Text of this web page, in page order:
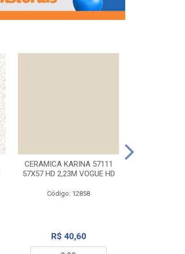
CERAMICA KARINA 57111
57X57 HD 2,23M VOGUE HD
Código: 12858
R$ 40,60